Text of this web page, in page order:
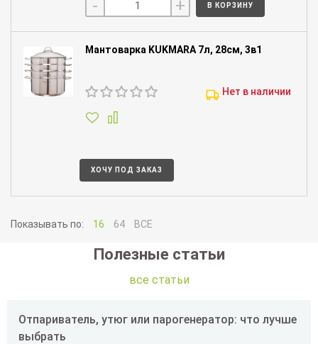
- + В КОРЗИНУ
Мантоварка KUKMARA 7л, 28см, 3в1
Нет в наличии
ХОЧУ ПОД ЗАКАЗ
Показывать по: 16 64 ВСЕ
Полезные статьи
все статьи
Отпариватель, утюг или парогенератор: что лучше
выбрать